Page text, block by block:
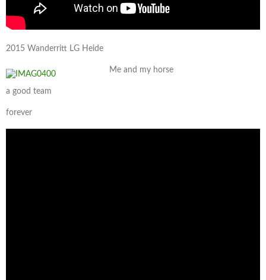
2015 Wanderritt LG Heide
Me and my horse
a good team
forever